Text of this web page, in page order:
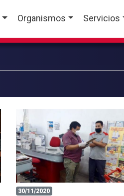
Organismos Servicios
30/11/2020